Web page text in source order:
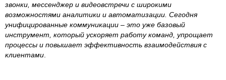
звонки, мессенджер и видеовстречи с широкими
возможностями аналитики и автоматизации. Сегодня
унифицированные коммуникации – это уже базовый
инструмент, который ускоряет работу команд, упрощает
процессы и повышает эффективность взаимодействия с
клиентами